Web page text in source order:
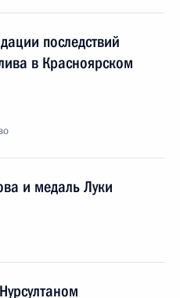
последствий
в Красноярском
и медаль Луки